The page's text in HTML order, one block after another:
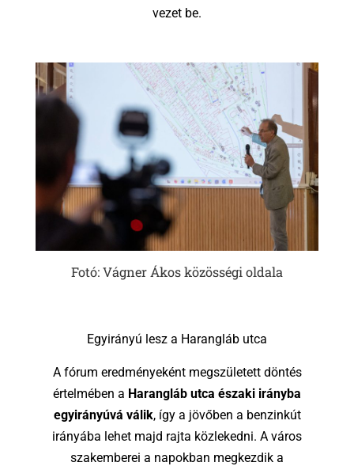
vezet be.
Fotó: Vágner Ákos közösségi oldala
Egyirányú lesz a Harangláb utca
A fórum eredményeként megszületett döntés
értelmében a Harangláb utca északi irányba
egyirányúvá válik, így a jövőben a benzinkút
irányába lehet majd rajta közlekedni. A város
szakemberei a napokban megkezdik a